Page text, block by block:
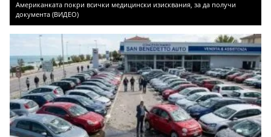
Американката покри всички медицински изисквания, за да получи
документа (ВИДЕО)